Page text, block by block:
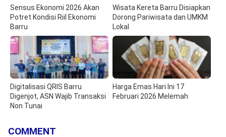
Sensus Ekonomi 2026 Akan
Potret Kondisi Riil Ekonomi
Barru
Wisata Kereta Barru Disiapkan
Dorong Pariwisata dan UMKM
Lokal
Digitalisasi QRIS Barru
Digenjot, ASN Wajib Transaksi
Non Tunai
Harga Emas Hari Ini 17
Februari 2026 Melemah
COMMENT